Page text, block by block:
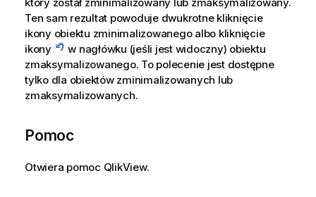
Ten sam rezultat powoduje dwukrotne kliknięcie
ikony obiektu zminimalizowanego albo kliknięcie
ikony
w nagłówku (jeśli jest widoczny) obiektu
zmaksymalizowanego. To polecenie jest dostępne
tylko dla obiektów zminimalizowanych lub
zmaksymalizowanych.
Pomoc
Otwiera pomoc QlikView.